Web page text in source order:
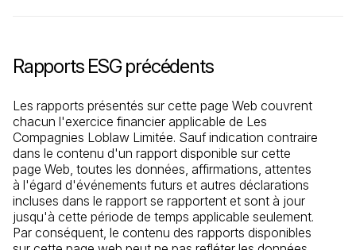
Rapports ESG précédents
Les rapports présentés sur cette page Web couvrent
chacun l'exercice financier applicable de Les
Compagnies Loblaw Limitée. Sauf indication contraire
dans le contenu d'un rapport disponible sur cette
page Web, toutes les données, affirmations, attentes
à l'égard d'événements futurs et autres déclarations
incluses dans le rapport se rapportent et sont à jour
jusqu'à cette période de temps applicable seulement.
Par conséquent, le contenu des rapports disponibles